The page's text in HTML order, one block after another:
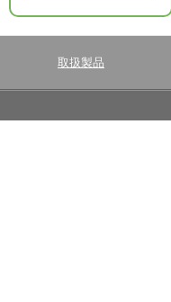
取扱製品